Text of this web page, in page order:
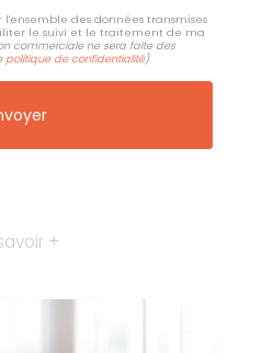
l'ensemble des données transmises
le suivi et le traitement de ma
commerciale ne sera faite des
politique de confidentialité)
+